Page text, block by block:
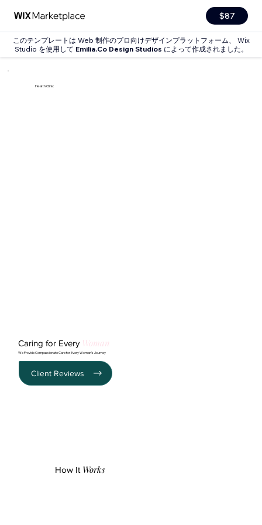
$87
このテンプレートは Web 制作のプロ向けデザインプラットフォーム、 Wix
Studio を使用して Emilia.Co Design Studios によって作成されました。